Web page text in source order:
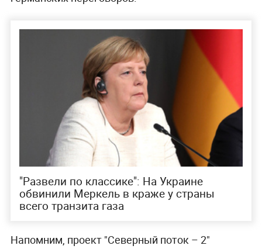
"Развели по классике": На Украине
обвинили Меркель в краже у страны
всего транзита газа
Напомним, проект "Северный поток – 2"